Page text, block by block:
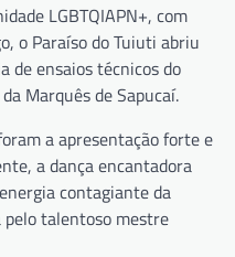
LGBTQIAPN+, com
o Paraíso do Tuiuti abriu
de ensaios técnicos do
Marquês de Sapucaí.
a apresentação forte e
a dança encantadora
contagiante da
pelo talentoso mestre